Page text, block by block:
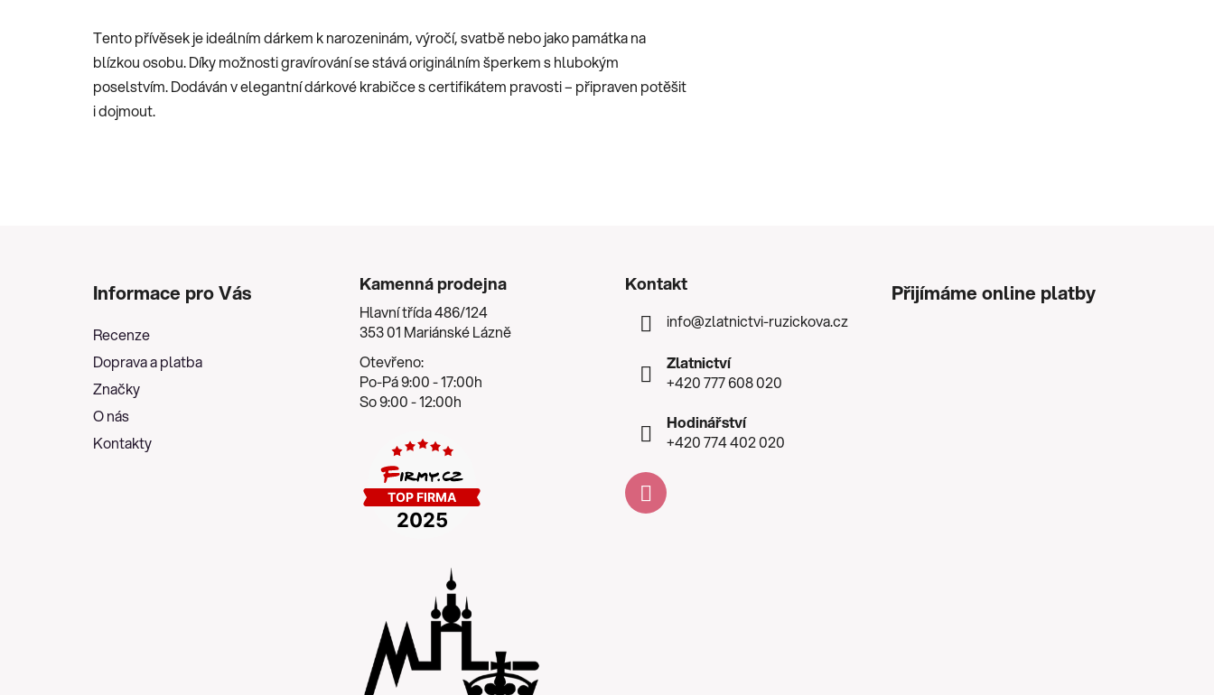
Tento přívěsek je ideálním dárkem k narozeninám, výročí, svatbě nebo jako památka na
blízkou osobu. Díky možnosti gravírování se stává originálním šperkem s hlubokým
poselstvím. Dodáván v elegantní dárkové krabičce s certifikátem pravosti – připraven potěšit
i dojmout.
Informace pro Vás
Recenze
Doprava a platba
Značky
O nás
Kontakty
Kamenná prodejna
Hlavní třída 486/124
353 01 Mariánské Lázně
Otevřeno:
Po-Pá 9:00 - 17:00h
So 9:00 - 12:00h
Kontakt
info@zlatnictvi-ruzickova.cz
Zlatnictví
+420 777 608 020
Hodinářství
+420 774 402 020
Přijímáme online platby